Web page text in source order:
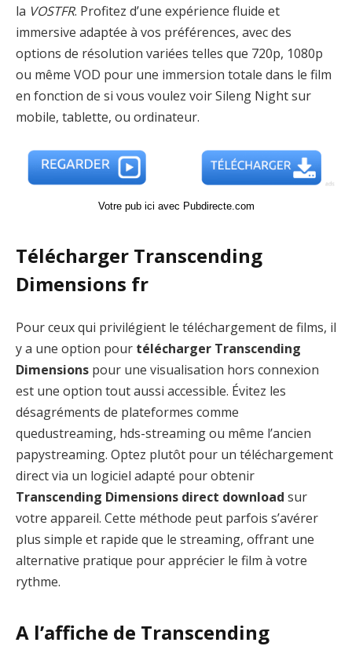
la VOSTFR. Profitez d’une expérience fluide et
immersive adaptée à vos préférences, avec des
options de résolution variées telles que 720p, 1080p
ou même VOD pour une immersion totale dans le film
en fonction de si vous voulez voir Sileng Night sur
mobile, tablette, ou ordinateur.
Votre pub ici avec Pubdirecte.com
Télécharger Transcending
Dimensions fr
Pour ceux qui privilégient le téléchargement de films, il
y a une option pour télécharger Transcending
Dimensions pour une visualisation hors connexion
est une option tout aussi accessible. Évitez les
désagréments de plateformes comme
quedustreaming, hds-streaming ou même l’ancien
papystreaming. Optez plutôt pour un téléchargement
direct via un logiciel adapté pour obtenir
Transcending Dimensions direct download sur
votre appareil. Cette méthode peut parfois s’avérer
plus simple et rapide que le streaming, offrant une
alternative pratique pour apprécier le film à votre
rythme.
A l’affiche de Transcending